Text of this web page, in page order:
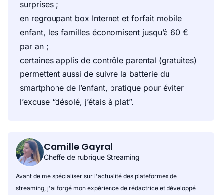
surprises ;
en regroupant box Internet et forfait mobile
enfant, les familles économisent jusqu’à 60 €
par an ;
certaines applis de contrôle parental (gratuites)
permettent aussi de suivre la batterie du
smartphone de l’enfant, pratique pour éviter
l’excuse “désolé, j’étais à plat”.
Camille Gayral
Cheffe de rubrique Streaming
Avant de me spécialiser sur l'actualité des plateformes de
streaming, j'ai forgé mon expérience de rédactrice et développé